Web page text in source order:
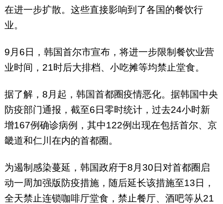
在进一步扩散。这些直接影响到了各国的餐饮行
业。
9月6日，韩国首尔市宣布，将进一步限制餐饮业营
业时间，21时后大排档、小吃摊等均禁止堂食。
据了解，8月起，韩国首都圈疫情恶化。据韩国中央
防疫部门通报，截至6日零时统计，过去24小时新
增167例确诊病例，其中122例出现在包括首尔、京
畿道和仁川在内的首都圈。
为遏制感染蔓延，韩国政府于8月30日对首都圈启
动一周加强版防疫措施，随后延长该措施至13日，
全天禁止连锁咖啡厅堂食，禁止餐厅、酒吧等从21